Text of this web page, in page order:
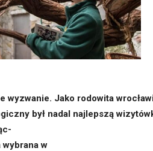
wyzwanie. Jako rodowita
był nadal najlepszą
wybrana w